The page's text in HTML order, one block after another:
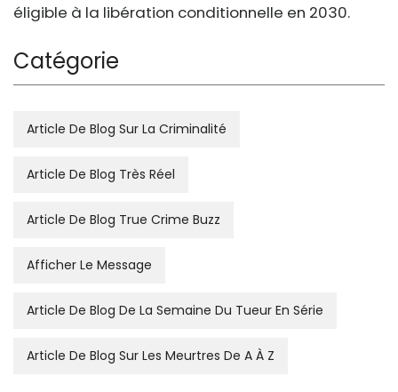
éligible à la libération conditionnelle en 2030.
Catégorie
Article De Blog Sur La Criminalité
Article De Blog Très Réel
Article De Blog True Crime Buzz
Afficher Le Message
Article De Blog De La Semaine Du Tueur En Série
Article De Blog Sur Les Meurtres De A À Z